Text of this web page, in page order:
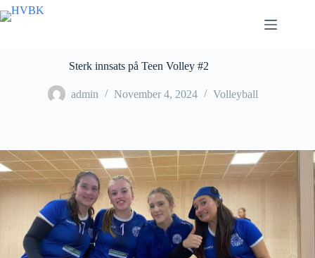
Skip
to
Sterk innsats på Teen Volley #2
admin November 4, 2024 Volleyball